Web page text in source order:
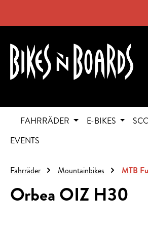
FAHRRÄDER E-BIKES
EVENTS
Fahrräder Mountainbikes MTB
Orbea OIZ H30